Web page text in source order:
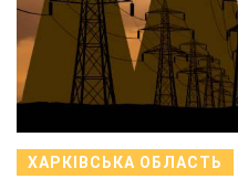
ХАРКІВСЬКА ОБЛАСТЬ